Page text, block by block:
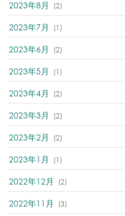
2023年8月 (2)
2023年7月 (1)
2023年6月 (2)
2023年5月 (1)
2023年4月 (2)
2023年3月 (2)
2023年2月 (2)
2023年1月 (1)
2022年12月 (2)
2022年11月 (3)